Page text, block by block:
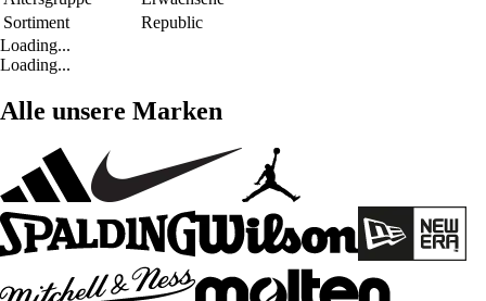
Sortiment
Republic
Loading...
Loading...
Alle unsere Marken